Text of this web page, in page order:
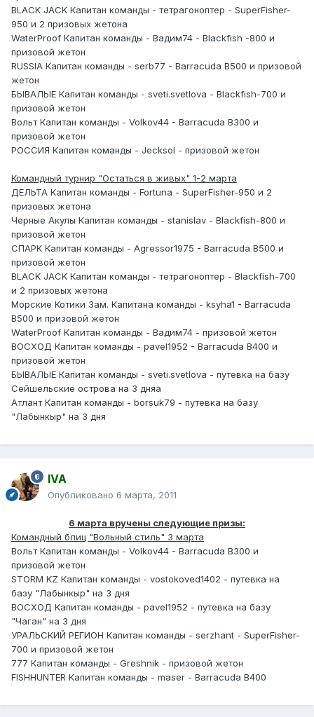
BLACK JACK Капитан команды - тетрагоноптер - SuperFisher-
950 и 2 призовых жетона
WaterProof Капитан команды - Вадим74 - Blackfish -800 и
призовой жетон
RUSSIA Капитан команды - serb77 - Barracuda B500 и призовой
жетон
БЫВАЛЫЕ Капитан команды - sveti.svetlova - Blackfish-700 и
призовой жетон
Вольт Капитан команды - Volkov44 - Barracuda B300 и
призовой жетон
РОССИЯ Капитан команды - Jecksol - призовой жетон
Командный турнир "Остаться в живых" 1-2 марта
ДЕЛЬТА Капитан команды - Fortuna - SuperFisher-950 и 2
призовых жетона
Черные Акулы Капитан команды - stanislav - Blackfish-800 и
призовой жетон
СПАРК Капитан команды - Agressor1975 - Barracuda B500 и
призовой жетон
BLACK JACK Капитан команды - тетрагоноптер - Blackfish-700
и 2 призовых жетона
Морские Котики Зам. Капитана команды - ksyha1 - Barracuda
В500 и призовой жетон
WaterProof Капитан команды - Вадим74 - призовой жетон
ВОСХОД Капитан команды - pavel1952 - Barracuda B400 и
призовой жетон
БЫВАЛЫЕ Капитан команды - sveti.svetlova - путевка на базу
Сейшельские острова на 3 дняа
Атлант Капитан команды - borsuk79 - путевка на базу
"Лабынкыр" на 3 дня
IVA
Опубликовано 6 марта, 2011
6 марта вручены следующие призы:
Командный блиц "Вольный стиль" 3 марта
Вольт Капитан команды - Volkov44 - Barracuda B300 и
призовой жетон
STORM KZ Капитан команды - vostokoved1402 - путевка на
базу "Лабынкыр" на 3 дня
ВОСХОД Капитан команды - pavel1952 - путевка на базу
"Чаган" на 3 дня
УРАЛЬСКИЙ РЕГИОН Капитан команды - serzhant - SuperFisher-
700 и призовой жетон
777 Капитан команды - Greshnik - призовой жетон
FISHHUNTER Капитан команды - maser - Barracuda B400